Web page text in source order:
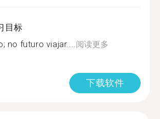
目标
no futuro viajar....阅读更多
下载软件